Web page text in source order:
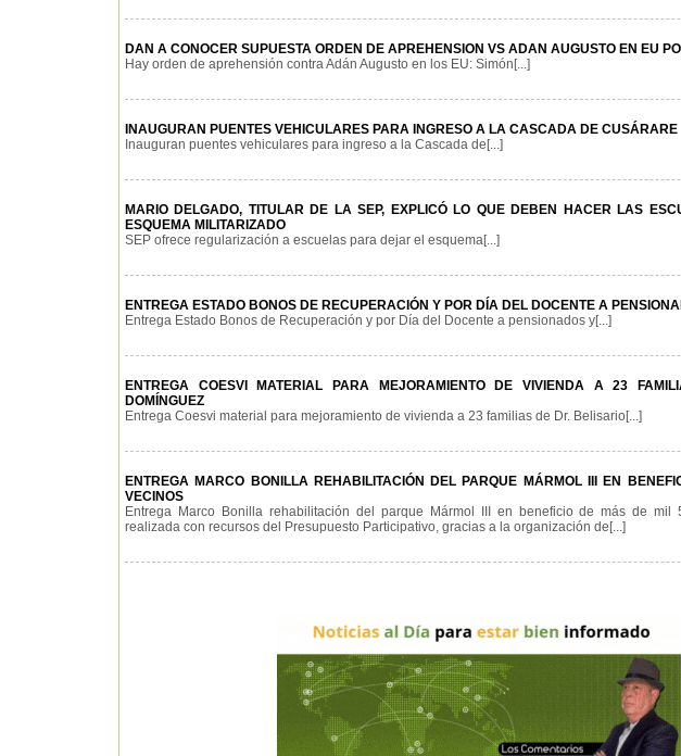
DAN A CONOCER SUPUESTA ORDEN DE APREHENSION VS ADAN AUGUSTO EN EU
Hay orden de aprehensión contra Adán Augusto en los EU: Simón[...]
INAUGURAN PUENTES VEHICULARES PARA INGRESO A LA CASCADA DE CUSÁRARE
Inauguran puentes vehiculares para ingreso a la Cascada de[...]
MARIO DELGADO, TITULAR DE LA SEP, EXPLICÓ LO QUE DEBEN HACER LAS
ESQUEMA MILITARIZADO
SEP ofrece regularización a escuelas para dejar el esquema[...]
ENTREGA ESTADO BONOS DE RECUPERACIÓN Y POR DÍA DEL DOCENTE A
Entrega Estado Bonos de Recuperación y por Día del Docente a pensionados y[...]
ENTREGA COESVI MATERIAL PARA MEJORAMIENTO DE VIVIENDA A 23
DOMÍNGUEZ
Entrega Coesvi material para mejoramiento de vivienda a 23 familias de Dr. Belisario[...]
ENTREGA MARCO BONILLA REHABILITACIÓN DEL PARQUE MÁRMOL III EN
VECINOS
Entrega Marco Bonilla rehabilitación del parque Mármol III en beneficio de más de mil
realizada con recursos del Presupuesto Participativo, gracias a la organización de[...]